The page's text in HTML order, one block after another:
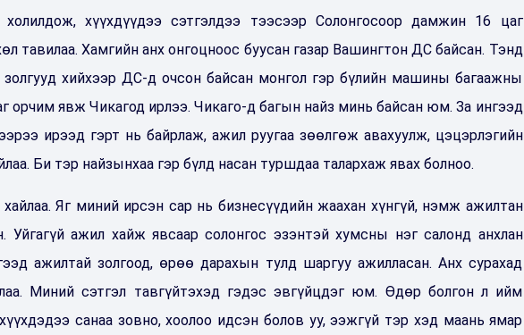
хүүхдүүдээ сэтгэлдээ тээсээр Солонгосоор дамжин 16 цаг
тавилаа. Хамгийн анх онгоцноос буусан газар Вашингтон ДС байсан. Тэнд
хийхээр ДС-д очсон байсан монгол гэр бүлийн машины багаажны
орчим явж Чикагод ирлээ. Чикаго-д багын найз минь байсан юм. За ингээд
ирээд гэрт нь байрлаж, ажил руугаа зөөлгөж авахуулж, цэцэрлэгийн
Би тэр найзынхаа гэр бүлд насан туршдаа талархаж явах болноо.
Яг миний ирсэн сар нь бизнесүүдийн жаахан хүнгүй, нэмж ажилтан
Уйгагүй ажил хайж явсаар солонгос эзэнтэй хумсны нэг салонд анхлан
ажилтай золгоод, өрөө дарахын тулд шаргуу ажилласан. Анх сурахад
Миний сэтгэл тавгүйтэхэд гэдэс эвгүйцдэг юм. Өдөр болгон л ийм
санаа зовно, хоолоо идсэн болов уу, ээжгүй тэр хэд маань ямар